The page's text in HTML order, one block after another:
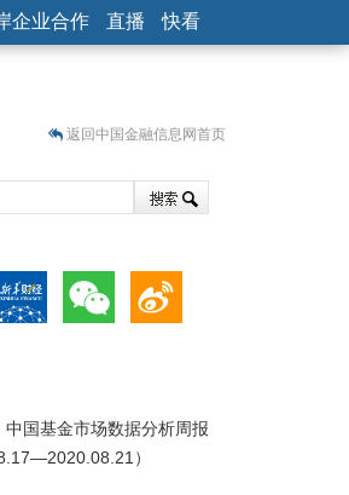
企业合作 直播 快看
返回中国金融信息网首页
中国基金市场数据分析周报
）